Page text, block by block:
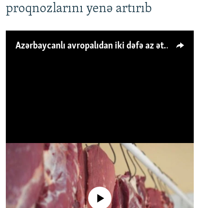
proqnozlarını yenə artırıb
Azərbaycanlı avropalıdan iki dəfə az ət yeyir, amma... 'Qiymət artımı qaçılmazdır'
No media source currently available